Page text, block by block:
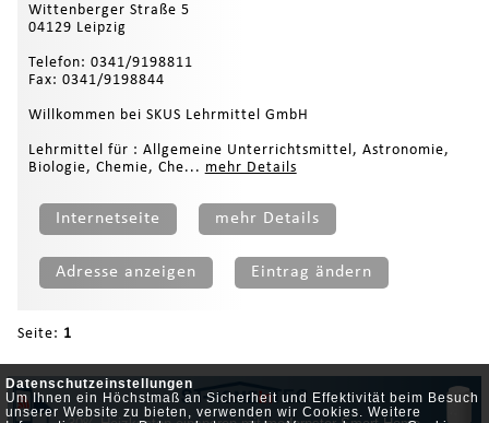
Datenschutzeinstellungen
Um Ihnen ein Höchstmaß an Sicherheit und Effektivität beim Besuch
unserer Website zu bieten, verwenden wir Cookies. Weitere
Wittenberger Straße 5
04129 Leipzig
Telefon: 0341/9198811
Fax: 0341/9198844
Willkommen bei SKUS Lehrmittel GmbH
Lehrmittel für : Allgemeine Unterrichtsmittel, Astronomie,
Biologie, Chemie, Che... mehr Details
Internetseite mehr Details
Adresse anzeigen Eintrag ändern
Seite: 1